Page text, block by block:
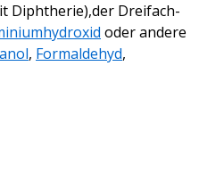
Diphtherie),der Dreifach-
oder andere
, Formaldehyd,